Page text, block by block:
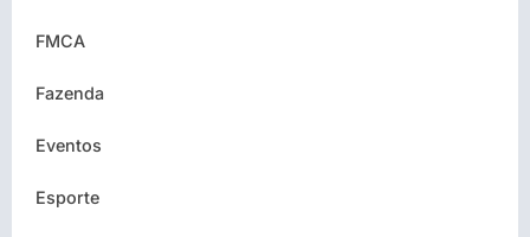
FMCA
Fazenda
Eventos
Esporte